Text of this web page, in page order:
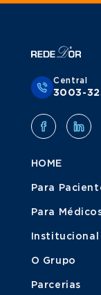
Central
3003-
HOME
Para
Para
Institucional
O Grupo
Parcerias